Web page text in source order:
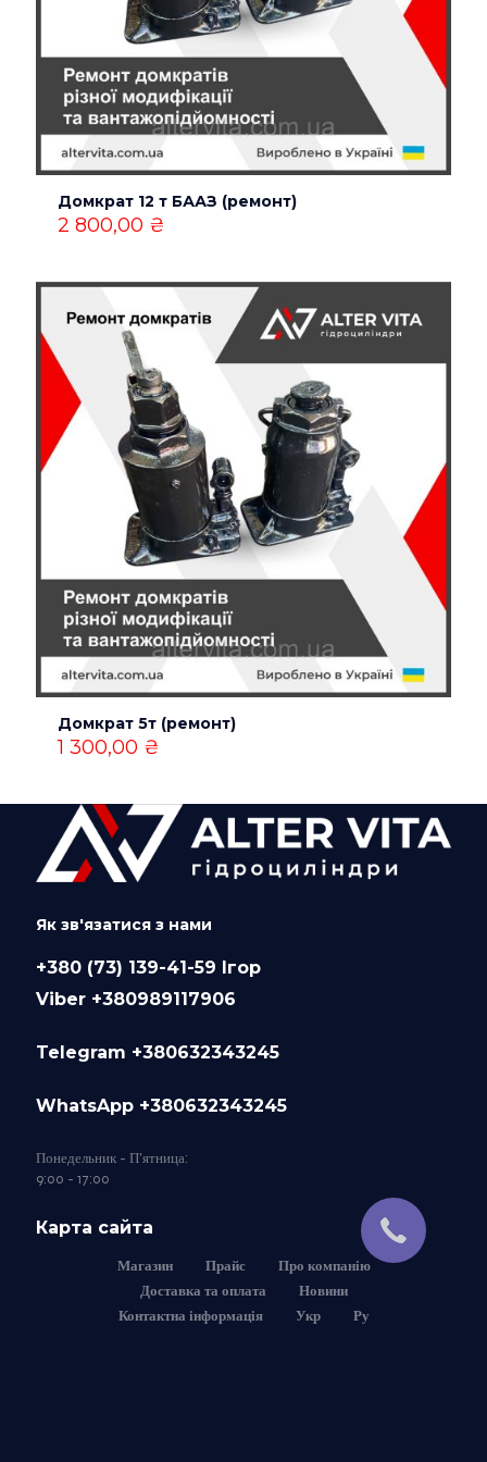
Домкрат 12 т БААЗ (ремонт)
2 800,00 ₴
Домкрат 5т (ремонт)
1 300,00 ₴
Як зв'язатися з нами
+380 (73) 139-41-59 Ігор
Viber +380989117906
Telegram +380632343245
WhatsApp +380632343245
Понедельник - П'ятница:
9:00 - 17:00
Карта сайта
Магазин Прайс
Про компанію
Доставка та оплата
Новини
Контактна інформація
Укр Ру